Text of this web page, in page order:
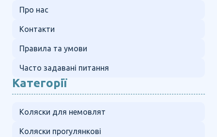
Про нас
Контакти
Правила та умови
Часто задавані питання
Категорії
Коляски для немовлят
Коляски прогулянкові